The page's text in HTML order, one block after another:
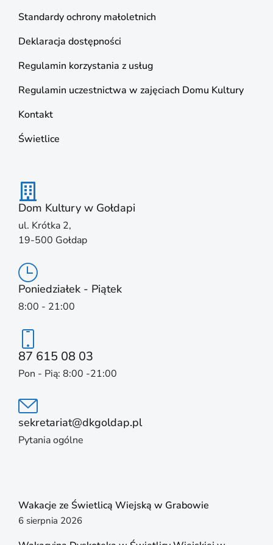
Standardy ochrony małoletnich
Deklaracja dostępności
Regulamin korzystania z usług
Regulamin uczestnictwa w zajęciach Domu Kultury
Kontakt
Świetlice
Dom Kultury w Gołdapi
ul. Krótka 2,
19-500 Gołdap
Poniedziałek - Piątek
8:00 - 21:00
87 615 08 03
Pon - Pią: 8:00 -21:00
sekretariat@dkgoldap.pl
Pytania ogólne
Wakacje ze Świetlicą Wiejską w Grabowie
6 sierpnia 2026